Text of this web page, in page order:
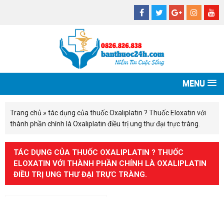
MENU
Trang chủ » tác dụng của thuốc Oxaliplatin ? Thuốc Eloxatin với
thành phần chính là Oxaliplatin điều trị ung thư đại trực tràng.
TÁC DỤNG CỦA THUỐC OXALIPLATIN ? THUỐC
ELOXATIN VỚI THÀNH PHẦN CHÍNH LÀ OXALIPLATIN
ĐIỀU TRỊ UNG THƯ ĐẠI TRỰC TRÀNG.